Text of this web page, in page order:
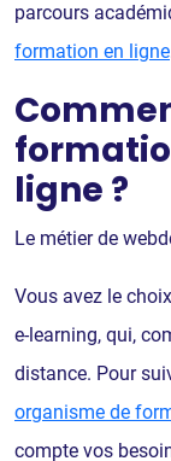
parcours
formation en ligne
ligne ?
Le métier de
Vous avez le
e-learning, qui,
distance. Pour
organisme de
compte vos